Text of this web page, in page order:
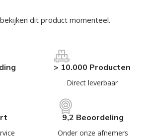
dit product momenteel.
> 10.000 Producten
Direct leverbaar
9,2 Beoordeling
Onder onze afnemers